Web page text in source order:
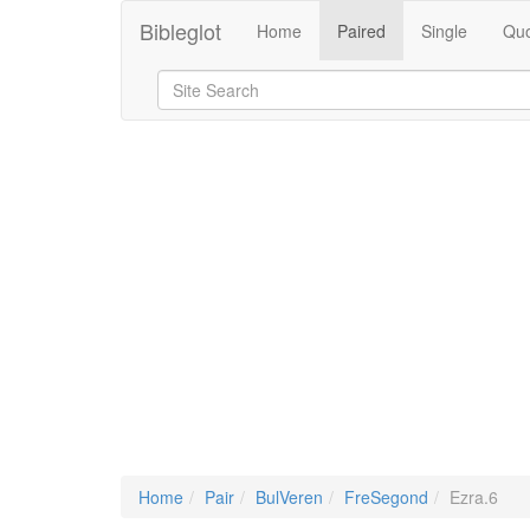
Bibleglot Home Paired Single
Home Pair BulVeren FreSegond Ezra.6